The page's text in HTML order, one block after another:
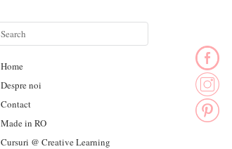
Home
Despre noi
Contact
Made in RO
Cursuri @ Creative Learning